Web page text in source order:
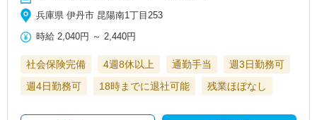
兵庫県 伊丹市 昆陽南1丁目253
時給 2,040円 ～ 2,440円
社会保険完備 4週8休以上 通勤手当
週3日勤務可
週4日勤務可
18時までに退社可能 残業ほぼなし